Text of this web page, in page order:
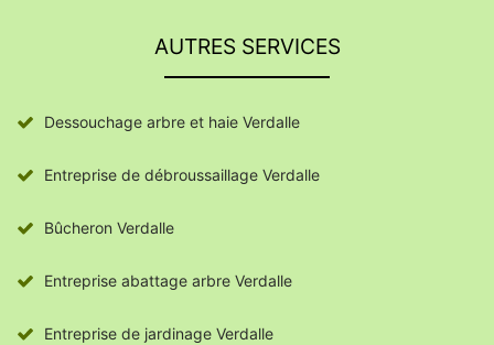
AUTRES SERVICES
Dessouchage arbre et haie Verdalle
Entreprise de débroussaillage Verdalle
Bûcheron Verdalle
Entreprise abattage arbre Verdalle
Entreprise de jardinage Verdalle